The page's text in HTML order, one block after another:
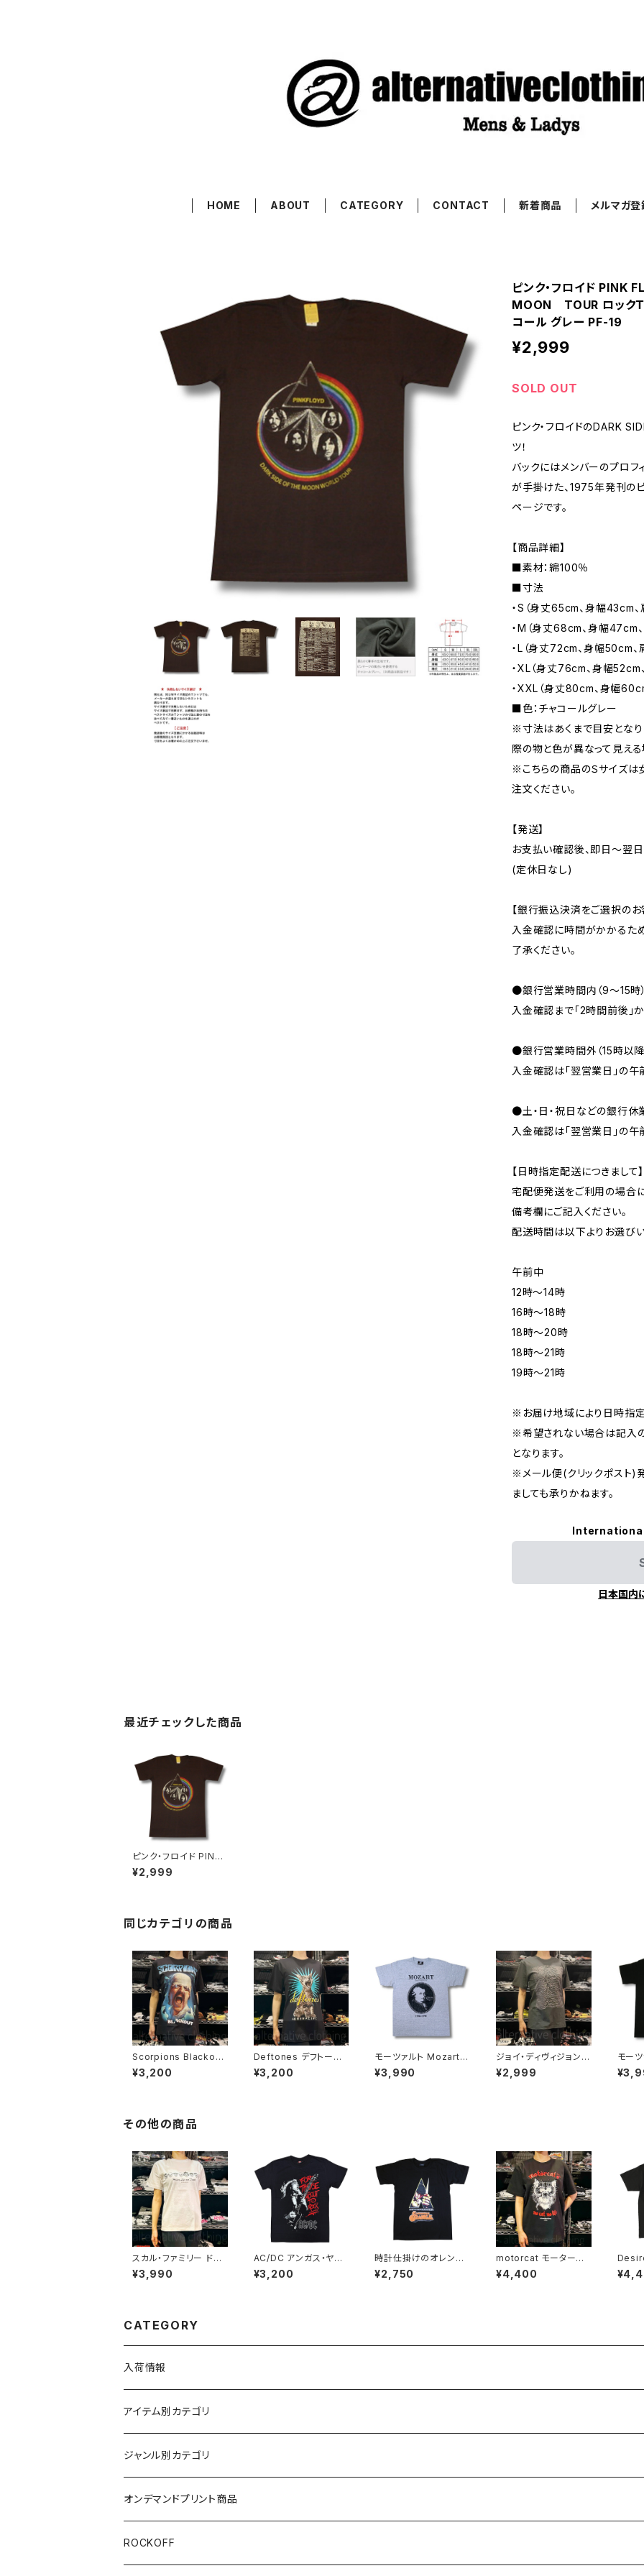
HOME ABOUT CATEGORY CONTACT 新着商品 メルマガ登
ピンク・フロイド PINK
MOON TOUR ロックＴ
コール グレー PF-19
¥2,999
SOLD OUT
ピンク・フロイドのDARK
ツ！
バックにはメンバーのプロフ
が手掛けた、1975年発刊の
ページです。
【商品詳細】
■素材：綿100％
■寸法
・S（身丈65cm、身幅43cm
・M（身丈68cm、身幅47cm
・L（身丈72cm、身幅50cm
・XL（身丈76cm、身幅
・XXL（身丈80cm、身幅
■色：チャコールグレー
※寸法はあくまで目安となり
際の物と色が異なって見える
※こちらの商品のＳサイズは
注文ください。
【発送】
お支払い確認後、即日〜翌日
(定休日なし)
【銀行振込決済をご選択のお
入金確認に時間がかかるた
了承ください。
●銀行営業時間内（9〜15時
入金確認まで「2時間前後」
●銀行営業時間外（15時以降
入金確認は「翌営業日」の午
●土・日・祝日などの銀行休
入金確認は「翌営業日」の午
【日時指定配送につきまして】
宅配便発送をご利用の場合
備考欄にご記入ください。
配送時間は以下よりお選び
午前中
12時〜14時
16時〜18時
18時〜20時
18時〜21時
19時〜21時
※お届け地域により日時指
※希望されない場合は記入
となります。
※メール便(クリックポスト)
ましても承りかねます。
日本国内
最近チェックした商品
ピンク・フロイド PINK
FLOYD DARK SIDE
OF THE MOON TO
¥2,999
同じカテゴリの商品
Scorpions Blackout
スコーピオンズ ブラック
アウト メンズ レディー
¥3,200
Deftones デフトーン
ズ 猫 メンズ レディース
ロックＴシャツ バンドＴ
¥3,200
モーツァルト Mozart
アマデウス Falco Tシ
ャツ グレー Rock Me
¥3,990
ジョイ・ディヴィジョン J
OY DIVISION アンノウ
ン・プレジャーズ Unkn
¥2,999
モー
アマ
ャツ
その他の商品
スカル・ファミリー ドク
ロ Tシャツ ホワイト パ
ロディ メンズ レディー
¥3,990
AC/DC アンガス・ヤン
グ ギター メンズ レディ
ース ロックＴシャツ バ
¥3,200
時計仕掛けのオレンジ
CLOCKWORK ORAN
GE 映画Ｔシャツ メンズ
¥2,750
motorcat モーターキ
ャット 半袖 motorhea
d モーターヘッド パロ
¥4,400
イア
ロゴ
CATEGORY
入荷情報
アイテム別カテゴリ
半袖
ブラック/グレー系
ホワイト
長袖
キッズ
ジャンル別カテゴリ
オリジナルデザイン
スカルファミリー
映画Ｔシャツ
オンデマンドプリント商品
ROCKOFF